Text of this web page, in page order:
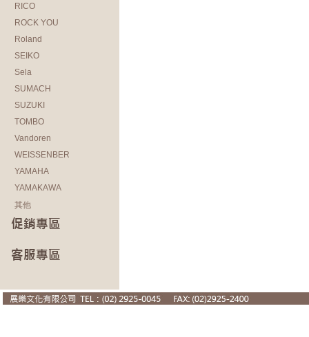
RICO
ROCK YOU
Roland
SEIKO
Sela
SUMACH
SUZUKI
TOMBO
Vandoren
WEISSENBER
YAMAHA
YAMAKAWA
其他